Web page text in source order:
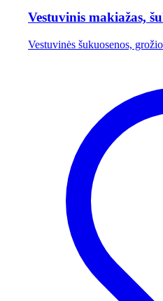
Vestuvinis makiažas,
Vestuvinės šukuosenos,